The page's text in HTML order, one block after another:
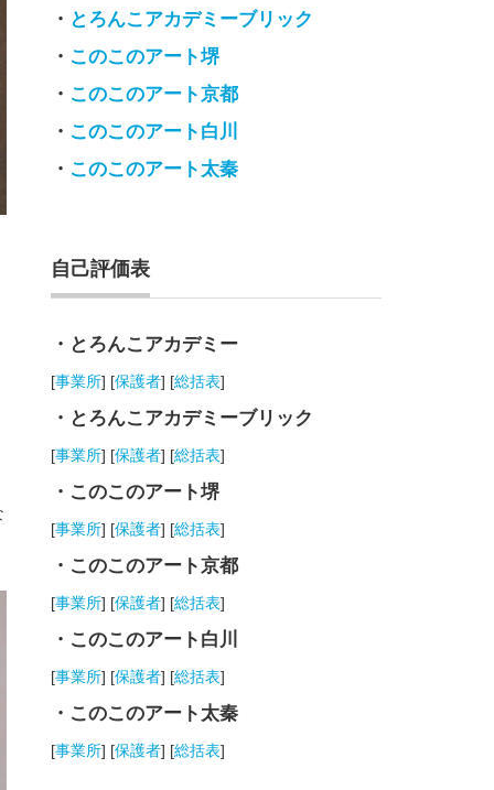
・ とろんこアカデミーブリック
・ このこのアート堺
・ このこのアート京都
・ このこのアート白川
・ このこのアート太秦
自己評価表
・とろんこアカデミー
[事業所] [保護者] [総括表]
・とろんこアカデミーブリック
[事業所] [保護者] [総括表]
・このこのアート堺
[事業所] [保護者] [総括表]
・このこのアート京都
[事業所] [保護者] [総括表]
・このこのアート白川
[事業所] [保護者] [総括表]
・このこのアート太秦
[事業所] [保護者] [総括表]